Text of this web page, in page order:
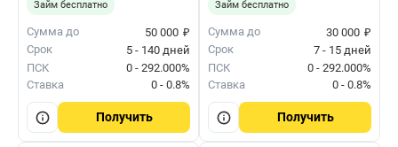
Займ бесплатно
Сумма до 50 000 ₽
Срок
5 - 140 дней
ПСК
0 - 292.000%
Ставка
0 - 0.8%
Получить
Займ бесплатно
Сумма до 30 000 ₽
Срок
7 - 15 дней
ПСК
0 - 292.000%
Ставка
0 - 0.8%
Получить